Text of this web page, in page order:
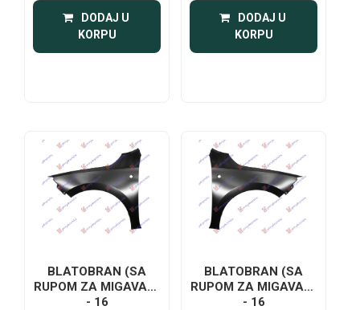
DODAJ U
KORPU
DODAJ U
KORPU
BLATOBRAN (SA
RUPOM ZA MIGAVAC)
- 16
BLATOBRAN (SA
RUPOM ZA MIGAVAC)
- 16